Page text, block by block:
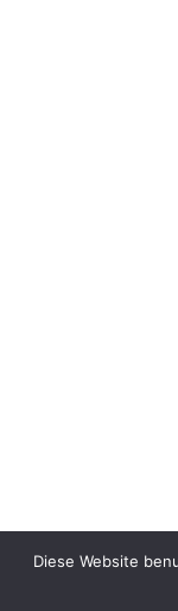
Diese Website